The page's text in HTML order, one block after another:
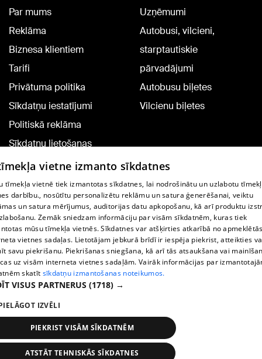
Par mums
Reklāma
Biznesa klientiem
Tarifi
Privātuma politika
Sīkdatņu iestatījumi
Politiskā reklāma
Sīkdatņu lietošanas
noteikumi
Komentāru pievienošana
Uzņēmumi
Autobusi, vilcieni,
starptautiskie
pārvadājumi
Autobusu biļetes
Vilcienu biļetes
TV programma
Līguma noteikumi
360 Ziņu kontakti
Helio Media
Portāla palīdzības dienests: e-pasts -
All rights reserved.
vietne izmanto sīkdatnes
tīmekļa vietnē tiek izmantotas sīkdatnes, lai nodrošinātu un uzlabotu
darbību., nosūtītu personalizētu reklāmu un satura ģenerēšanai, veiktu
un satura mērījumus, auditorijas datu apkopošanu, kā arī produktu
Zemāk sniedzam informāciju par visām sīkdatnēm, kuras tiek
mūsu tīmekļa vietnēs. Sīkdatnes var atšķirties atkarībā no
vietnes sadaļas. Lietotājam jebkurā brīdī ir iespēja piekrist, atteikties
savu piekrišanu. Piekrišanas sniegšana, kā arī tās atsaukšana vai
uz visām interneta vietnes sadaļām. Vairāk informācijas par
skatīt sīkdatņu izmantošanas noteikumos.
VISUS PARTNERUS (1718) →
IZVĒLI
PIEKRIST VISĀM SĪKDATNĒM
ATSTĀT TEHNISKĀS SĪKDATNES